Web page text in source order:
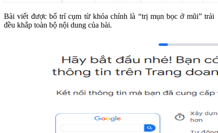
Bài viết được bố trí cụm từ khóa chính là “trị mụn bọc ở mũi” trải
đều khắp toàn bộ nội dung của bài.